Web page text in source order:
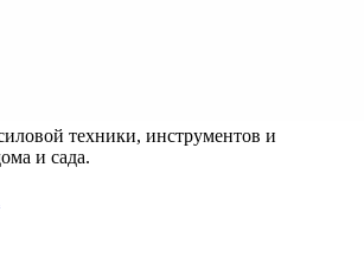
техники, инструментов и
и сада.